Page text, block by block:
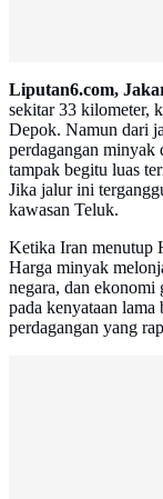
Liputan6.com,
sekitar 33 kilometer,
Depok. Namun dari
perdagangan minyak
tampak begitu luas
Jika jalur ini
kawasan Teluk.
Ketika Iran menutup
Harga minyak
negara, dan
pada kenyataan
perdagangan yang